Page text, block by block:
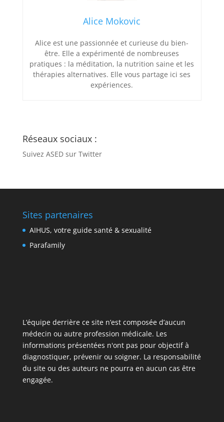
Alice Mokovic
Alice est une passionnée et curieuse du bien-
être. Elle a expérimenté de nombreuses
pratiques : la méditation, la nutrition saine et les
thérapies alternatives. Elle vous partage ici ses
expériences.
Réseaux sociaux :
Suivez ASED sur Twitter
Sites partenaires
AIHUS, votre guide santé & sexualité
Parafamily
L’équipe derrière ce site n’est composée d’aucun
médecin ou autre profession médicale. Les
informations présentées n'ont pas pour objectif à
diagnostiquer, prévenir ou soigner. La responsabilité
du site ou des auteurs ne pourra en aucun cas être
engagée.